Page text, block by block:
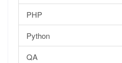
PHP
Python
QA